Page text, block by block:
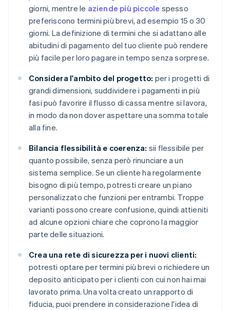
giorni, mentre le aziende più piccole spesso
preferiscono termini più brevi, ad esempio 15 o 30
giorni. La definizione di termini che si adattano alle
abitudini di pagamento del tuo cliente può rendere
più facile per loro pagare in tempo senza sorprese.
Considera l'ambito del progetto: per i progetti di
grandi dimensioni, suddividere i pagamenti in più
fasi può favorire il flusso di cassa mentre si lavora,
in modo da non dover aspettare una somma totale
alla fine.
Bilancia flessibilità e coerenza: sii flessibile per
quanto possibile, senza però rinunciare a un
sistema semplice. Se un cliente ha regolarmente
bisogno di più tempo, potresti creare un piano
personalizzato che funzioni per entrambi. Troppe
varianti possono creare confusione, quindi attieniti
ad alcune opzioni chiare che coprono la maggior
parte delle situazioni.
Crea una rete di sicurezza per i nuovi clienti:
potresti optare per termini più brevi o richiedere un
deposito anticipato per i clienti con cui non hai mai
lavorato prima. Una volta creato un rapporto di
fiducia, puoi prendere in considerazione l'idea di